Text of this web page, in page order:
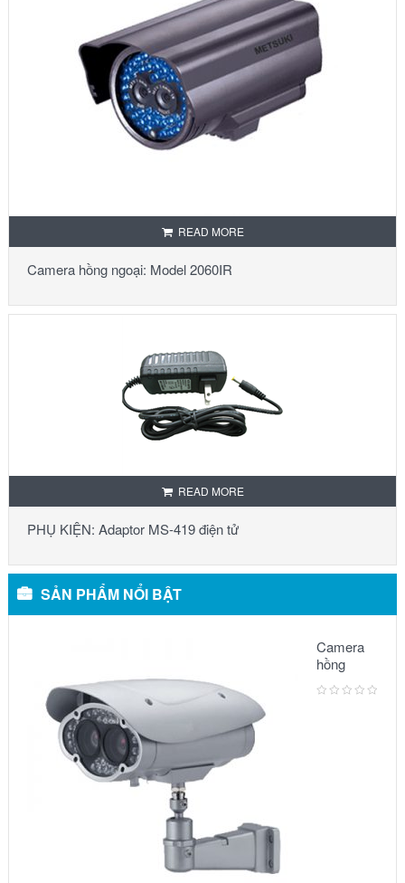
READ MORE
Camera hồng ngoại: Model 2060IR
READ MORE
PHỤ KIỆN: Adaptor MS-419 điện tử
SẢN PHẨM NỔI BẬT
Camera
hồng
ngoại:
Model –